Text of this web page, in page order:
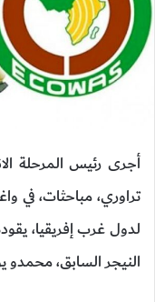
أجرى رئيس المرحلة
تراوري، مباحثات، في
لدول غرب إفريقيا،
النيجر السابق،